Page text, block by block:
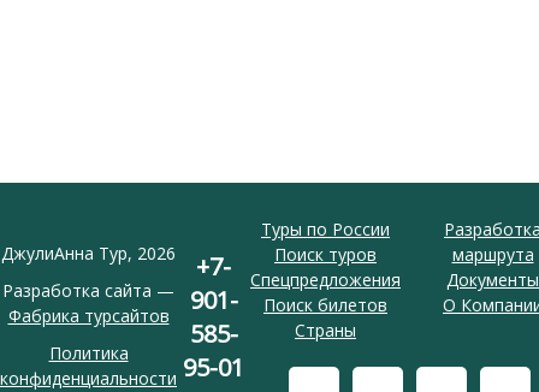
ДжулиАнна Тур, 2026
Разработка сайта —
Фабрика турсайтов
Политика
конфиденциальности
Туры по России
Поиск туров
Спецпредложения
Поиск билетов
Страны
маршрута
Документы
О
+7-
901-
585-
95-01